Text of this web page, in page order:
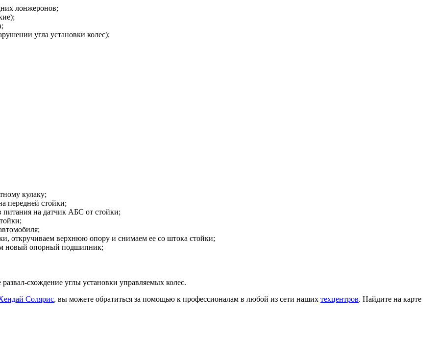
лонжеронов;
угла установки колес);
кулаку;
передней стойки;
на датчик АБС от стойки;
откручиваем верхнюю опору и снимаем ее со штока стойки;
новый опорный подшипник;
схождение углы установки управляемых колес.
Солярис, вы можете обратиться за помощью к профессионалам в любой из сети наших техцентров. Найдите на карте